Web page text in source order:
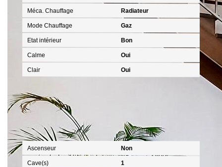
Méca. Chauffage Radiateur
Mode Chauffage Gaz
Etat intérieur Bon
Calme Oui
Clair Oui
Autres
Ascenseur Non
Cave(s) 1